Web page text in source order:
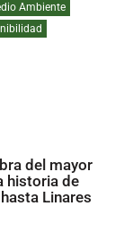
Ambiente
del mayor
historia de
Linares